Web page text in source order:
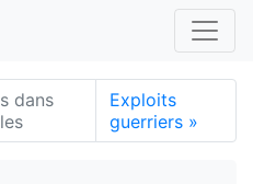
dans
Exploits
guerriers »